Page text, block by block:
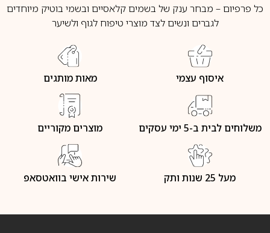
כל פרפיום – מבחר ענק של בשמים קלאסיים ובשמי בוטיק מיוחדים
לגברים ונשים לצד מוצרי טיפוח לגוף ולשיער
איסוף עצמי מאות מותגים
משלוחים לבית ב-5 ימי עסקים מוצרים מקוריים
מעל 25 שנות ותק שירות אישי בוואטסאפ